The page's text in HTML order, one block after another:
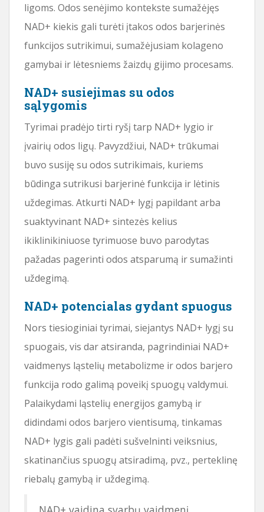
ligoms. Odos senėjimo kontekste sumažėjęs
NAD+ kiekis gali turėti įtakos odos barjerinės
funkcijos sutrikimui, sumažėjusiam kolageno
gamybai ir lėtesniems žaizdų gijimo procesams.
NAD+ susiejimas su odos
sąlygomis
Tyrimai pradėjo tirti ryšį tarp NAD+ lygio ir
įvairių odos ligų. Pavyzdžiui, NAD+ trūkumai
buvo susiję su odos sutrikimais, kuriems
būdinga sutrikusi barjerinė funkcija ir lėtinis
uždegimas. Atkurti NAD+ lygį papildant arba
suaktyvinant NAD+ sintezės kelius
ikiklinikiniuose tyrimuose buvo parodytas
pažadas pagerinti odos atsparumą ir sumažinti
uždegimą.
NAD+ potencialas gydant spuogus
Nors tiesioginiai tyrimai, siejantys NAD+ lygį su
spuogais, vis dar atsiranda, pagrindiniai NAD+
vaidmenys ląstelių metabolizme ir odos barjero
funkcija rodo galimą poveikį spuogų valdymui.
Palaikydami ląstelių energijos gamybą ir
didindami odos barjero vientisumą, tinkamas
NAD+ lygis gali padėti sušvelninti veiksnius,
skatinančius spuogų atsiradimą, pvz., perteklinę
riebalų gamybą ir uždegimą.